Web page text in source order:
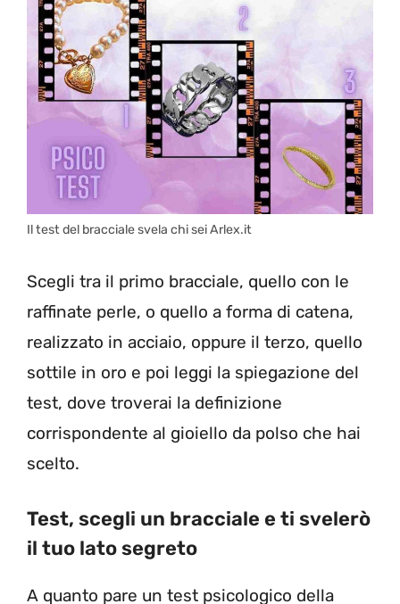
Il test del bracciale svela chi sei Arlex.it
Scegli tra il primo bracciale, quello con le
raffinate perle, o quello a forma di catena,
realizzato in acciaio, oppure il terzo, quello
sottile in oro e poi leggi la spiegazione del
test, dove troverai la definizione
corrispondente al gioiello da polso che hai
scelto.
Test, scegli un bracciale e ti svelerò
il tuo lato segreto
A quanto pare un test psicologico della